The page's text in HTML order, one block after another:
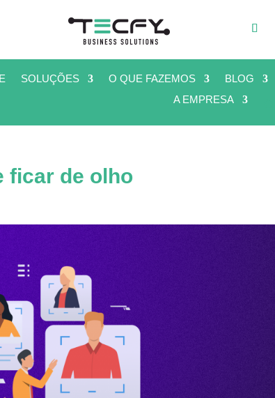
SOLUÇÕES O QUE FAZEMOS BLOG
A EMPRESA
ficar de olho